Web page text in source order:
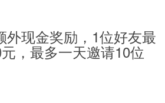
外现金奖励，1位好友最
，最多一天邀请10位